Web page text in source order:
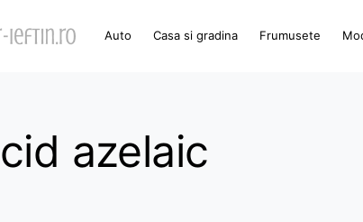
Auto Casa si gradina Frumusete
azelaic